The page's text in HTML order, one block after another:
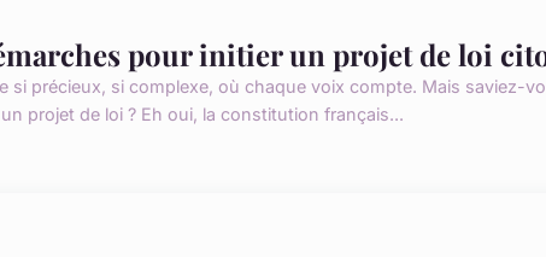
pour initier un projet de loi
si précieux, si complexe, où chaque voix compte. Mais saviez-
projet de loi ? Eh oui, la constitution français...